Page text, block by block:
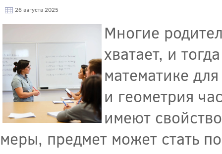
26 августа 2025
Многие
хватает, и
математике
и геометрия
имеют
меры, предмет может стать